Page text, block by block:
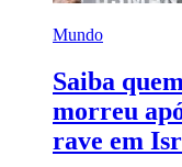
Mundo
Saiba
morreu
rave em